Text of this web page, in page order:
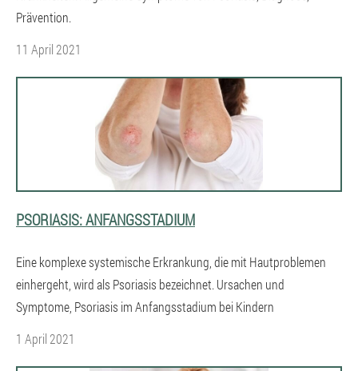
Prävention.
11 April 2021
PSORIASIS: ANFANGSSTADIUM
Eine komplexe systemische Erkrankung, die mit Hautproblemen
einhergeht, wird als Psoriasis bezeichnet. Ursachen und
Symptome, Psoriasis im Anfangsstadium bei Kindern
1 April 2021